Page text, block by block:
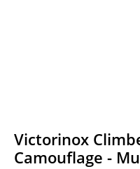
Victorinox
Camouflage -